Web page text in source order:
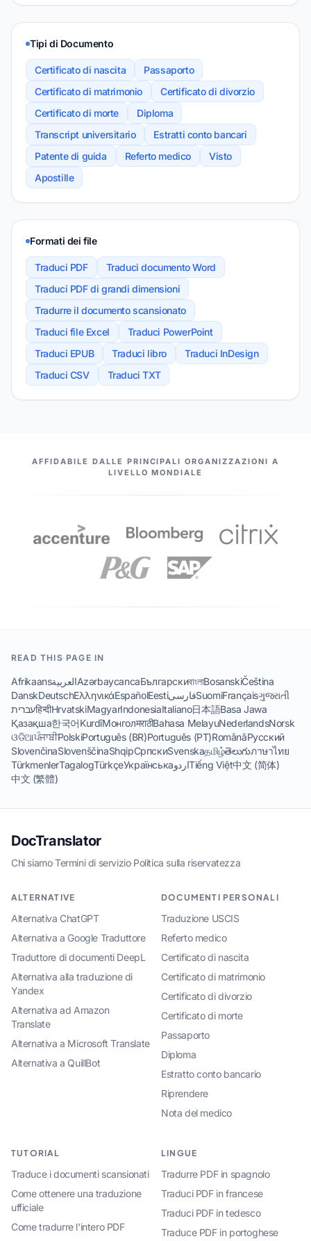
Tipi di Documento
Certificato di nascita
Passaporto
Certificato di matrimonio
Certificato di divorzio
Certificato di morte
Diploma
Transcript universitario
Estratti conto bancari
Patente di guida
Referto medico
Visto
Apostille
Formati dei file
Traduci PDF
Traduci documento Word
Traduci PDF di grandi dimensioni
Tradurre il documento scansionato
Traduci file Excel
Traduci PowerPoint
Traduci EPUB
Traduci libro
Traduci InDesign
Traduci CSV
Traduci TXT
I NOSTRI PARTNER
AFFIDABILE DALLE PRINCIPALI ORGANIZZAZIONI A
LIVELLO MONDIALE
READ THIS PAGE IN
AfrikaansالعربيةAzərbaycancaБългарскиবাংলাBosanskiČeština
DanskDeutschΕλληνικάEspañolEestiفارسیSuomiFrançaisગુજરાતી
עבריתहिन्दीHrvatskiMagyarIndonesiaItaliano日本語Basa Jawa
Қазақша한국어KurdîМонголमराठीBahasa MelayuNederlandsNorsk
ଓଡିଆਪੰਜਾਬੀPolskiPortuguês (BR)Português (PT)RomânăРусский
SlovenčinaSlovenščinaShqipСрпскиSvenskaதமிழ்తెలుగుภาษาไทย
TürkmenlerTagalogTürkçeУкраїнськаاردوTiếng Việt中文 (简体)
中文 (繁體)
DocTranslator
Chi siamo·Termini di servizio·Politica sulla riservatezza
ALTERNATIVE
Alternativa ChatGPT
Alternativa a Google Traduttore
Traduttore di documenti DeepL
Alternativa alla traduzione di
Yandex
Alternativa ad Amazon
Translate
Alternativa a Microsoft Translate
Alternativa a QuillBot
DOCUMENTI PERSONALI
Traduzione USCIS
Referto medico
Certificato di nascita
Certificato di matrimonio
Certificato di divorzio
Certificato di morte
Passaporto
Diploma
Estratto conto bancario
Riprendere
Nota del medico
TUTORIAL
Traduce i documenti scansionati
Come ottenere una traduzione
ufficiale
Come tradurre l'intero PDF
LINGUE
Tradurre PDF in spagnolo
Traduci PDF in francese
Traduci PDF in tedesco
Traduce PDF in portoghese